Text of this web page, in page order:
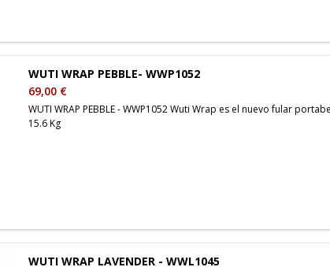
WUTI WRAP PEBBLE- WWP1052
69,00 €
WUTI WRAP PEBBLE - WWP1052 Wuti Wrap es el nuevo fular
15.6 Kg
WUTI WRAP LAVENDER - WWL1045